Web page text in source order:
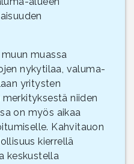
muassa
nykytilaa, valuma-
yritysten
niiden
on myös aikaa
Kahvitauon
kierrellä
keskustella